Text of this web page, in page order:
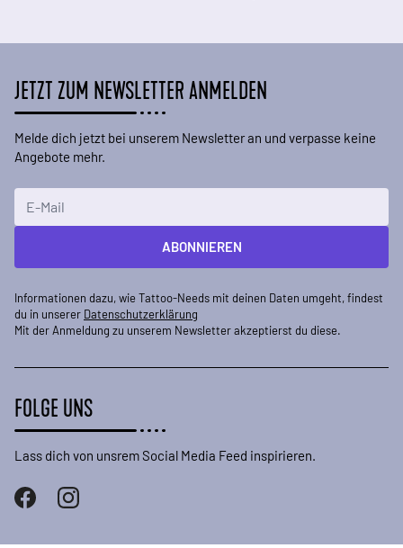
JETZT ZUM NEWSLETTER ANMELDEN
Melde dich jetzt bei unserem Newsletter an und verpasse keine
Angebote mehr.
ABONNIEREN
Informationen dazu, wie Tattoo-Needs mit deinen Daten umgeht, findest
du in unserer Datenschutzerklärung
Mit der Anmeldung zu unserem Newsletter akzeptierst du diese.
FOLGE UNS
Lass dich von unsrem Social Media Feed inspirieren.